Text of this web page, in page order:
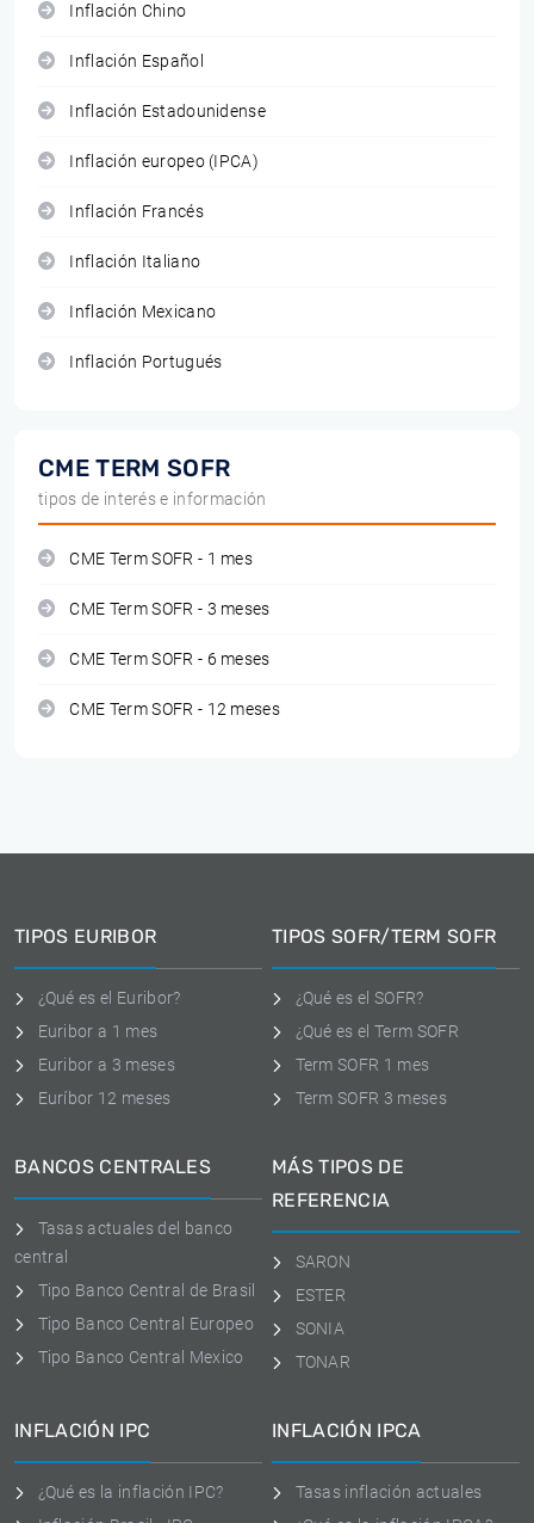
Inflación Chino
Inflación Español
Inflación Estadounidense
Inflación europeo (IPCA)
Inflación Francés
Inflación Italiano
Inflación Mexicano
Inflación Portugués
CME TERM SOFR
tipos de interés e información
CME Term SOFR - 1 mes
CME Term SOFR - 3 meses
CME Term SOFR - 6 meses
CME Term SOFR - 12 meses
TIPOS EURIBOR
¿Qué es el Euribor?
Euribor a 1 mes
Euribor a 3 meses
Euríbor 12 meses
TIPOS SOFR/TERM SOFR
¿Qué es el SOFR?
¿Qué es el Term SOFR
Term SOFR 1 mes
Term SOFR 3 meses
BANCOS CENTRALES
Tasas actuales del banco
central
Tipo Banco Central de Brasil
Tipo Banco Central Europeo
Tipo Banco Central Mexico
MÁS TIPOS DE
REFERENCIA
SARON
ESTER
SONIA
TONAR
INFLACIÓN IPC
¿Qué es la inflación IPC?
INFLACIÓN IPCA
Tasas inflación actuales